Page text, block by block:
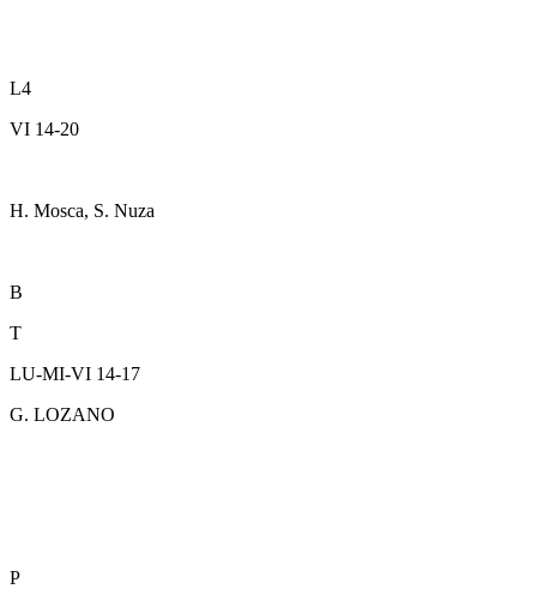
L4
VI 14-20
H. Mosca, S. Nuza
B
T
LU-MI-VI 14-17
G. LOZANO
P